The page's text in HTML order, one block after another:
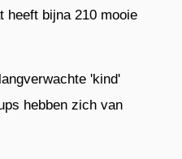
heeft bijna 210 mooie
'kind'
hebben zich van